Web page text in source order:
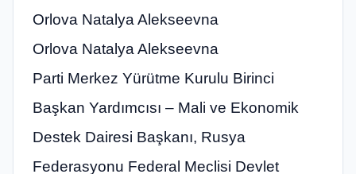
Orlova Natalya Alekseevna
Orlova Natalya Alekseevna
Parti Merkez Yürütme Kurulu Birinci
Başkan Yardımcısı – Mali ve Ekonomik
Destek Dairesi Başkanı, Rusya
Federasyonu Federal Meclisi Devlet